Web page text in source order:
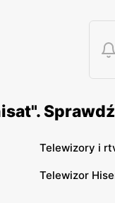
Telewizory i
Telewizor